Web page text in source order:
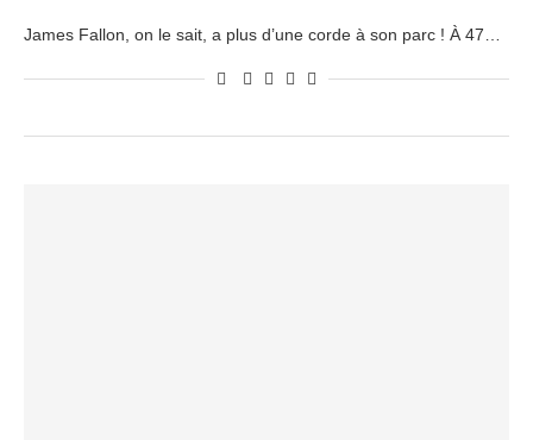
James Fallon, on le sait, a plus d’une corde à son parc ! À 47…